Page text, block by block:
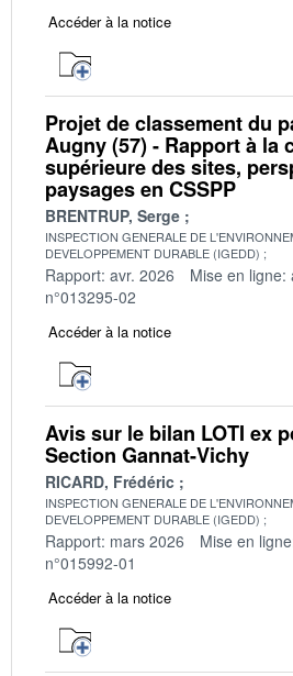
Accéder à la notice
Projet de classement du
Augny (57) - Rapport à la
supérieure des sites,
paysages en CSSPP
BRENTRUP, Serge
INSPECTION GENERALE DE
DEVELOPPEMENT DURABLE (IGEDD)
Rapport: avr. 2026 Mise en ligne:
n°013295-02
Accéder à la notice
Avis sur le bilan LOTI ex
Section Gannat-Vichy
RICARD, Frédéric
INSPECTION GENERALE DE
DEVELOPPEMENT DURABLE (IGEDD)
Rapport: mars 2026 Mise en
n°015992-01
Accéder à la notice